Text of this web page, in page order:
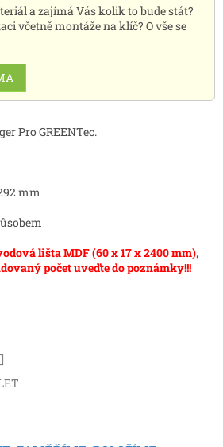
a zajímá Vás kolik to bude stát?
včetně montáže na klíč? O vše se
Pro GREENTec.
mm
lišta MDF (60 x 17 x 2400 mm),
počet uveďte do poznámky!!!